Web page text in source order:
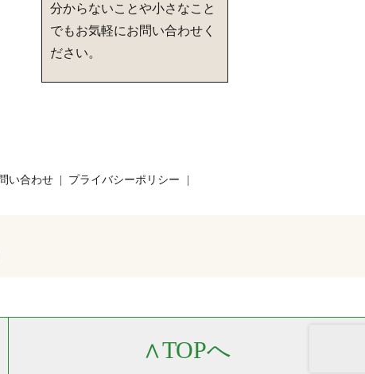
分からないことや小さなこと
でもお気軽にお問い合わせく
ださい。
∧TOPへ
い合わせ
プライバシーポリシー